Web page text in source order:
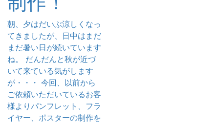
朝、夕はだいぶ涼しくなっ
てきましたが、日中はまだ
まだ暑い日が続いています
ね。 だんだんと秋が近づ
いて来ている気がします
が・・・ 今回、以前から
ご依頼いただいているお客
様よりパンフレット、フラ
イヤー、ポスターの制作を